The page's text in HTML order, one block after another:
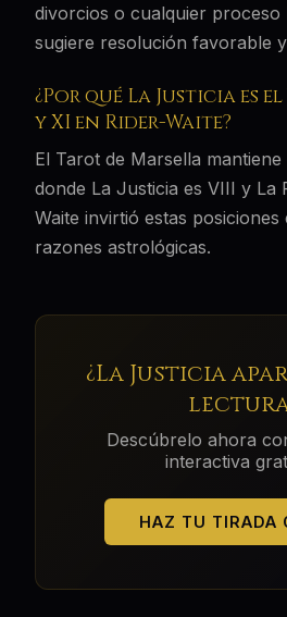
divorcios o cualquier proceso
sugiere resolución favorable
¿Por qué La Justicia es
y XI en Rider-Waite?
El Tarot de Marsella
donde La Justicia es VIII y La
Waite invirtió estas
razones astrológicas.
¿La Justicia
Descúbrelo ahora
interactiva
HAZ TU TIRADA